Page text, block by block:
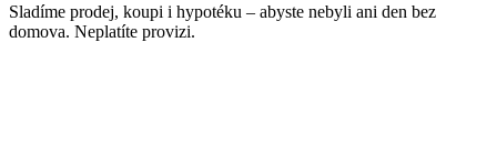
Sladíme prodej, koupi i hypotéku – abyste nebyli ani den bez
domova. Neplatíte provizi.